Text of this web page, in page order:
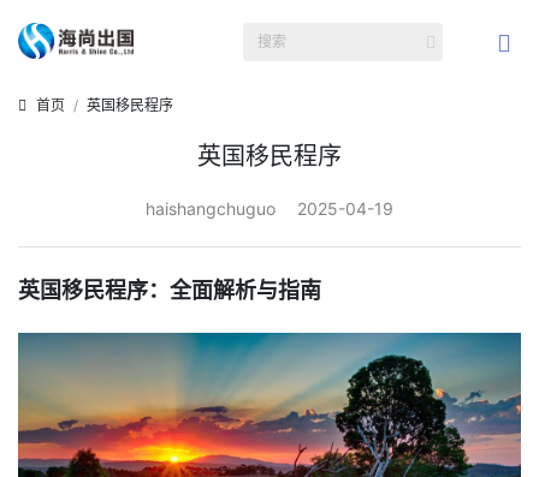
首页 英国移民程序
英国移民程序
haishangchuguo 2025-04-19
英国移民程序：全面解析与指南